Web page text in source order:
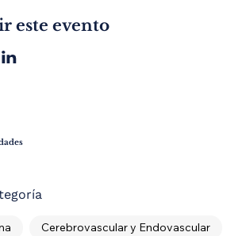
Cerebrovascular y Endovascular
este evento